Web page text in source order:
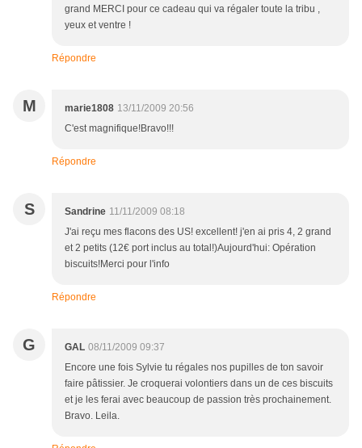
grand MERCI pour ce cadeau qui va régaler toute la tribu ,
yeux et ventre !
Répondre
M marie1808 13/11/2009 20:56
C'est magnifique!Bravo!!!
Répondre
S Sandrine 11/11/2009 08:18
J'ai reçu mes flacons des US! excellent! j'en ai pris 4, 2 grand
et 2 petits (12€ port inclus au total!)Aujourd'hui: Opération
biscuits!Merci pour l'info
Répondre
G GAL 08/11/2009 09:37
Encore une fois Sylvie tu régales nos pupilles de ton savoir
faire pâtissier. Je croquerai volontiers dans un de ces biscuits
et je les ferai avec beaucoup de passion très prochainement.
Bravo. Leila.